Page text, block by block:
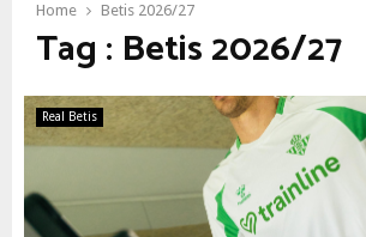
Home Betis 2026/27
Tag : Betis 2026/27
Real Betis